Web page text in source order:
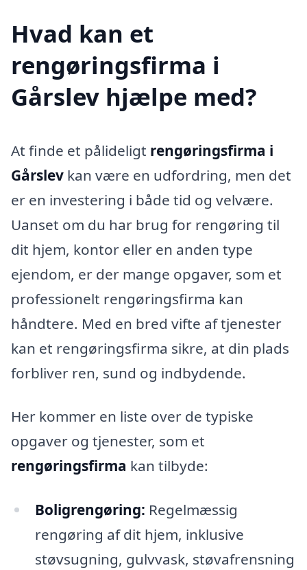
Hvad kan et
rengøringsfirma i
Gårslev hjælpe med?
At finde et pålideligt rengøringsfirma i
Gårslev kan være en udfordring, men det
er en investering i både tid og velvære.
Uanset om du har brug for rengøring til
dit hjem, kontor eller en anden type
ejendom, er der mange opgaver, som et
professionelt rengøringsfirma kan
håndtere. Med en bred vifte af tjenester
kan et rengøringsfirma sikre, at din plads
forbliver ren, sund og indbydende.
Her kommer en liste over de typiske
opgaver og tjenester, som et
rengøringsfirma kan tilbyde:
Boligrengøring: Regelmæssig
rengøring af dit hjem, inklusive
støvsugning, gulvvask, støvafrensning